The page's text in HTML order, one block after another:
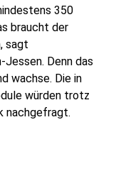
350
braucht der
sagt
Denn das
wachse. Die in
würden trotz
nachgefragt.